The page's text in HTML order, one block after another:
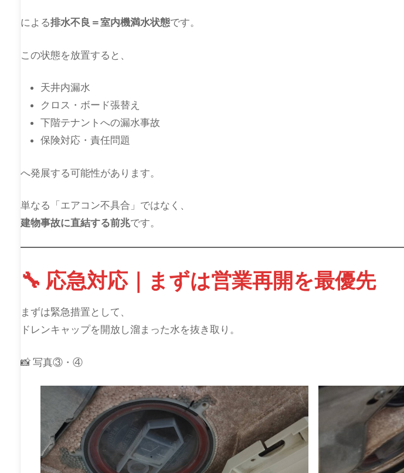
による排水不良＝室内機満水状態です。
この状態を放置すると、
天井内漏水
クロス・ボード張替え
下階テナントへの漏水事故
保険対応・責任問題
へ発展する可能性があります。
単なる「エアコン不具合」ではなく、
建物事故に直結する前兆です。
🔧 応急対応｜まずは営業再開を最優先
まずは緊急措置として、
ドレンキャップを開放し溜まった水を抜き取り。
📸 写真③・④